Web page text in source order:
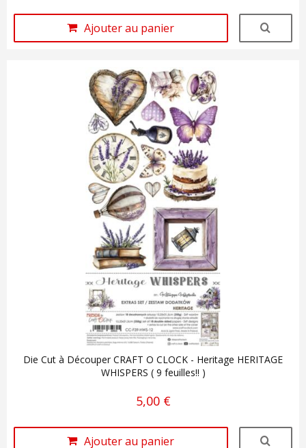
Ajouter au panier
Die Cut à Découper CRAFT O CLOCK - Heritage HERITAGE
WHISPERS ( 9 feuilles!! )
5,00 €
Ajouter au panier